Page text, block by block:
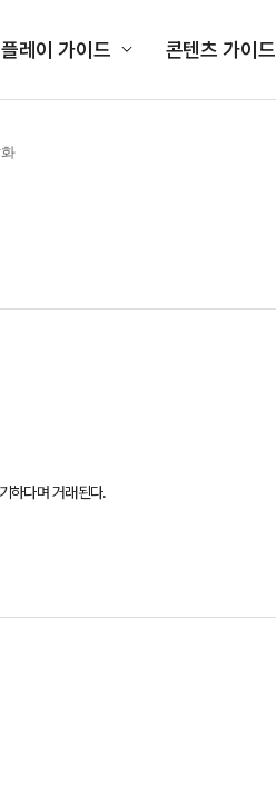
플레이 가이드 콘텐츠 가이드
하다며 거래된다.